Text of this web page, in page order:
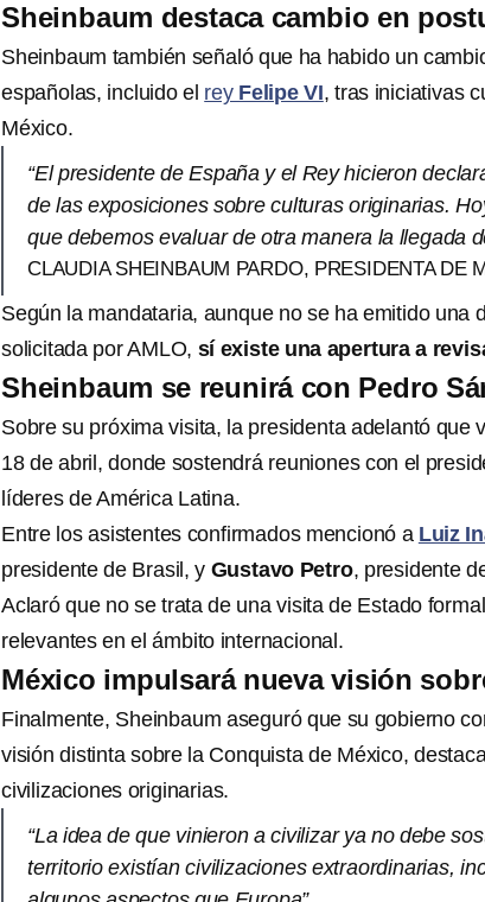
Sheinbaum destaca cambio en
Sheinbaum también señaló que ha habido un
españolas, incluido el rey Felipe VI, tras iniciativas
México.
“El presidente de España y el Rey hicieron
de las exposiciones sobre culturas originarias.
que debemos evaluar de otra manera la llegada
CLAUDIA SHEINBAUM PARDO, PRESIDENTA DE
Según la mandataria, aunque no se ha emitido una
solicitada por AMLO, sí existe una apertura a
Sheinbaum se reunirá con Pedro
Sobre su próxima visita, la presidenta adelantó que
18 de abril, donde sostendrá reuniones con el
líderes de América Latina.
Entre los asistentes confirmados mencionó a Luiz
presidente de Brasil, y Gustavo Petro, presidente
Aclaró que no se trata de una visita de Estado
relevantes en el ámbito internacional.
México impulsará nueva visión
Finalmente, Sheinbaum aseguró que su gobierno
visión distinta sobre la Conquista de México,
civilizaciones originarias.
“La idea de que vinieron a civilizar ya no debe
territorio existían civilizaciones extraordinarias,